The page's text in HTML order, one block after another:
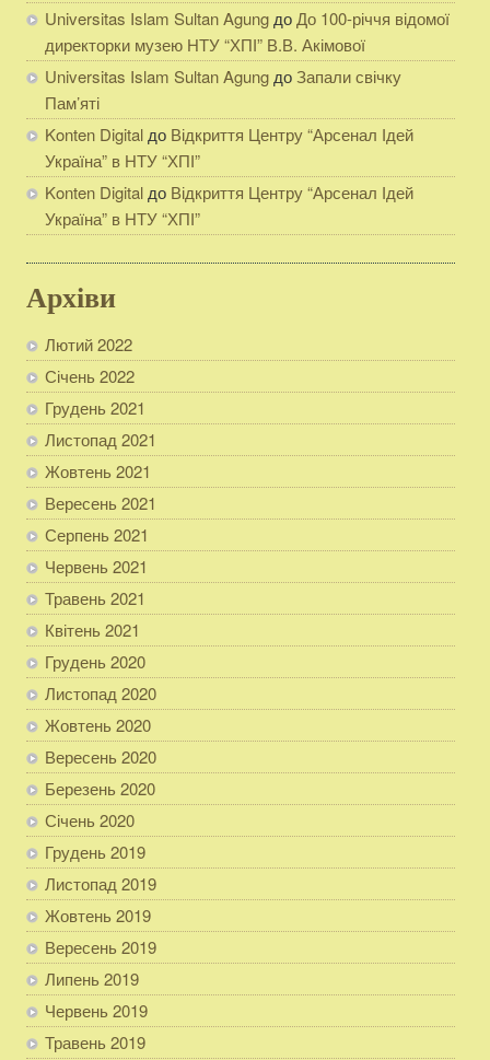
Universitas Islam Sultan Agung до До 100-річчя відомої
директорки музею НТУ “ХПІ” В.В. Акімової
Universitas Islam Sultan Agung доЗапали свічку
Пам’яті
Konten Digital до Відкриття Центру “Арсенал Ідей
Україна” в НТУ “ХПІ”
Konten Digital до Відкриття Центру “Арсенал Ідей
Україна” в НТУ “ХПІ”
Архіви
Лютий 2022
Січень 2022
Грудень 2021
Листопад 2021
Жовтень 2021
Вересень 2021
Серпень 2021
Червень 2021
Травень 2021
Квітень 2021
Грудень 2020
Листопад 2020
Жовтень 2020
Вересень 2020
Березень 2020
Січень 2020
Грудень 2019
Листопад 2019
Жовтень 2019
Вересень 2019
Липень 2019
Червень 2019
Травень 2019